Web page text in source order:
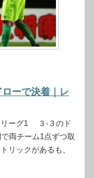
ーで決着｜レ
リーグ1 ３-３のド
両チーム1点ずつ取
リックがあるも、